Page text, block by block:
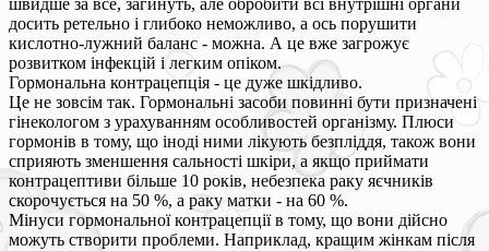
досить ретельно і глибоко неможливо, а ось порушити
кислотно-лужний баланс - можна. А це вже загрожує
розвитком інфекцій і легким опіком.
Гормональна контрацепція - це дуже шкідливо.
Це не зовсім так. Гормональні засоби повинні бути призначені
гінекологом з урахуванням особливостей організму. Плюси
гормонів в тому, що іноді ними лікують безпліддя, також вони
сприяють зменшення сальності шкіри, а якщо приймати
контрацептиви більше 10 років, небезпека раку яєчників
скорочується на 50 %, а раку матки - на 60 %.
Мінуси гормональної контрацепції в тому, що вони дійсно
можуть створити проблеми. Наприклад, кращим жінкам після